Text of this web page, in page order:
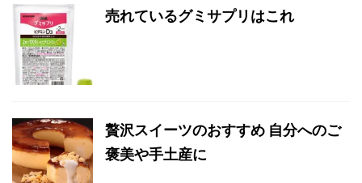
売れているグミサプリはこれ
贅沢スイーツのおすすめ 自分へのご
褒美や手土産に